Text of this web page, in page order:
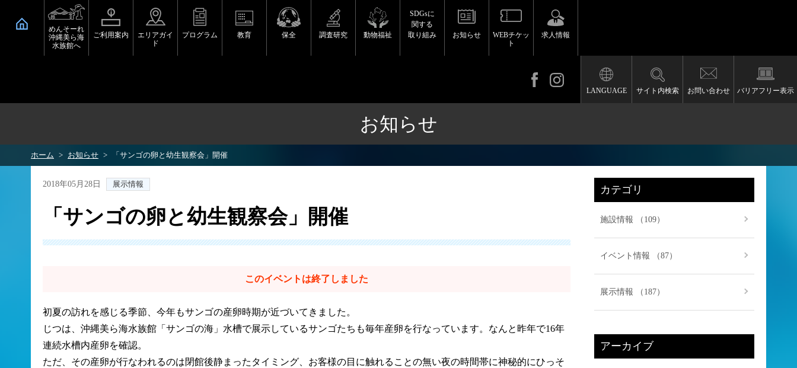
めんそーれ
沖縄美ら海
水族館へ
ご利用案内
エリアガイ
ド
プログラム 教育 保全 調査研究 動物福祉
SDGsに
関する
取り組み
お知らせ
WEBチケッ
ト
求人情報
LANGUAGE サイト内検索 お問い合わせ バリアフリー表示
お知らせ
ホーム お知らせ 「サンゴの卵と幼生観察会」開催
2018年05月28日 展示情報
「サンゴの卵と幼生観察会」開催
このイベントは終了しました
初夏の訪れを感じる季節、今年もサンゴの産卵時期が近づいてきました。
じつは、沖縄美ら海水族館「サンゴの海」水槽で展示しているサンゴたちも毎年産卵を行なっています。なんと昨年で16年
連続水槽内産卵を確認。
ただ、その産卵が行なわれるのは閉館後静まったタイミング、お客様の目に触れることの無い夜の時間帯に神秘的にひっそ
カテゴリ
施設情報 （109）
イベント情報 （87）
展示情報 （187）
アーカイブ